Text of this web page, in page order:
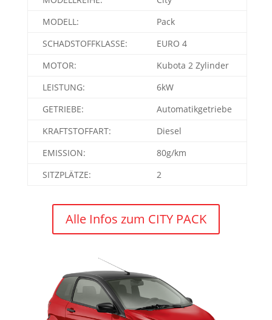
MODELL:
Pack
SCHADSTOFFKLASSE:
EURO 4
MOTOR:
Kubota 2 Zylinder
LEISTUNG:
6kW
GETRIEBE:
Automatikgetriebe
KRAFTSTOFFART:
Diesel
EMISSION:
80g/km
SITZPLÄTZE:
2
Alle Infos zum CITY PACK